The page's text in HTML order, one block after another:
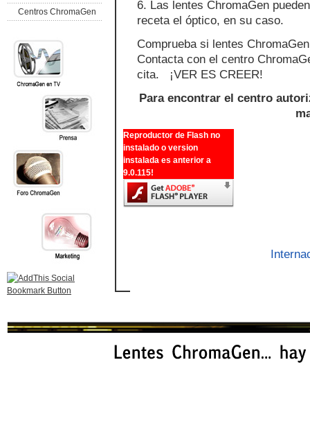
6. Las lentes ChromaGen
receta el óptico, en su caso.
Comprueba si lentes
Contacta con el centro
cita. ¡VER ES CREER!
Para encontrar el centro
Reproductor de Flash no
instalado o version
instalada es anterior a
9.0.115!
Centros ChromaGen